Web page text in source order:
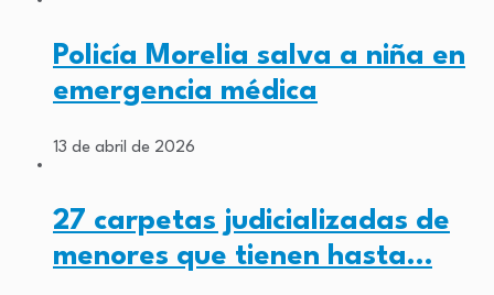
Policía Morelia salva a niña en
emergencia médica
13 de abril de 2026
27 carpetas judicializadas de
menores que tienen hasta…